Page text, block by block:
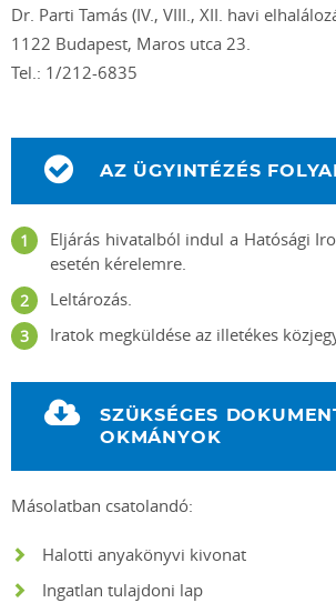
Dr. Parti Tamás (IV., VIII., XII. havi
1122 Budapest, Maros utca 23.
Tel.: 1/212-6835
AZ ÜGYINTÉZÉS
Eljárás hivatalból indul a Hatósági
esetén kérelemre.
Leltározás.
Iratok megküldése az illetékes
SZÜKSÉGES
OKMÁNYOK
Másolatban csatolandó:
Halotti anyakönyvi kivonat
Ingatlan tulajdoni lap